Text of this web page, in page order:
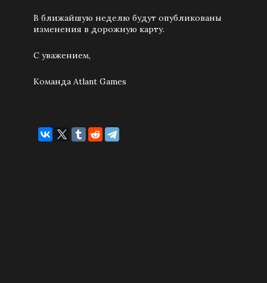
В ближайшую неделю будут опубликованы
изменения в дорожную карту.
С уважением,
Команда Atlant Games